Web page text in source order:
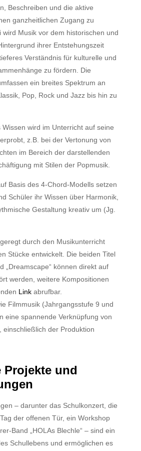
Beschreiben und die aktive
ganzheitlichen Zugang zu
wird Musik vor dem historischen und
ihrer Entstehungszeit
Verständnis für kulturelle und
zu fördern. Die
ein breites Spektrum an
Pop, Rock und Jazz bis hin zu
wird im Unterricht auf seine
z.B. bei der Vertonung von
im Bereich der darstellenden
mit Stilen der Popmusik.
Basis des 4-Chord-Modells setzen
Schüler ihr Wissen über Harmonik,
Gestaltung kreativ um (Jg.
durch den Musikunterricht
Stücke entwickelt. Die beiden Titel
„Dreamscape“ können direkt auf
werden, weitere Kompositionen
Linkabrufbar.
Filmmusik (Jahrgangsstufe 9 und
eine spannende Verknüpfung von
einschließlich der Produktion
Projekte und
– darunter das Schulkonzert, die
der offenen Tür, ein Workshop
Band „HOLAs Blechle“ – sind ein
Schullebens und ermöglichen es